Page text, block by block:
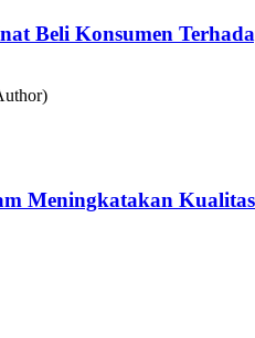
Beli Konsumen
Meningkatakan